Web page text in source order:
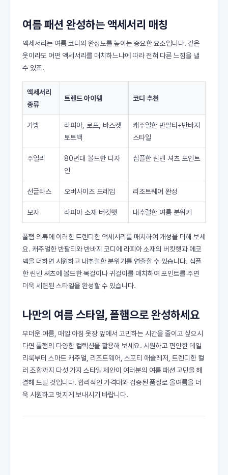
여름 패션 완성하는 액세서리 매칭
액세서리는 여름 코디의 완성도를 높이는 중요한 요소입니다. 같은
옷이라도 어떤 액세서리를 매치하느냐에 따라 전혀 다른 느낌을 낼
수 있죠.
액세서리
종류
트렌드 아이템 코디 추천
가방
라피아, 로프, 바스켓
토트백
캐주얼한 반팔티+반바지
스타일
주얼리
80년대 볼드한 디자
인
심플한 린넨 셔츠 포인트
선글라스 오버사이즈 프레임 리조트웨어 완성
모자 라피아 소재 버킷햇 내추럴한 여름 분위기
폴햄 의류에 이러한 트렌디한 액세서리를 매치하여 개성을 더해 보세
요. 캐주얼한 반팔티와 반바지 코디에 라피아 소재의 버킷햇과 에코
백을 더하면 시원하고 내추럴한 분위기를 연출할 수 있습니다. 심플
한 린넨 셔츠에 볼드한 목걸이나 귀걸이를 매치하여 포인트를 주면
더욱 세련된 스타일을 완성할 수 있습니다.
나만의 여름 스타일, 폴햄으로 완성하세요
무더운 여름, 매일 아침 옷장 앞에서 고민하는 시간을 줄이고 싶으시
다면 폴햄의 다양한 컬렉션을 활용해 보세요. 시원하고 편안한 데일
리룩부터 스마트 캐주얼, 리조트웨어, 스포티 애슬레저, 트렌디한 컬
러 조합까지 다섯 가지 스타일 제안이 여러분의 여름 패션 고민을 해
결해 드릴 것입니다. 합리적인 가격대와 검증된 품질로 올여름을 더
욱 시원하고 멋지게 보내시기 바랍니다.